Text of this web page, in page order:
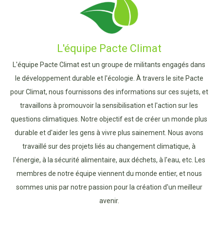
L'équipe Pacte Climat
L'équipe Pacte Climat est un groupe de militants engagés dans
le développement durable et l'écologie. À travers le site Pacte
pour Climat, nous fournissons des informations sur ces sujets, et
travaillons à promouvoir la sensibilisation et l'action sur les
questions climatiques. Notre objectif est de créer un monde plus
durable et d'aider les gens à vivre plus sainement. Nous avons
travaillé sur des projets liés au changement climatique, à
l'énergie, à la sécurité alimentaire, aux déchets, à l'eau, etc. Les
membres de notre équipe viennent du monde entier, et nous
sommes unis par notre passion pour la création d'un meilleur
avenir.